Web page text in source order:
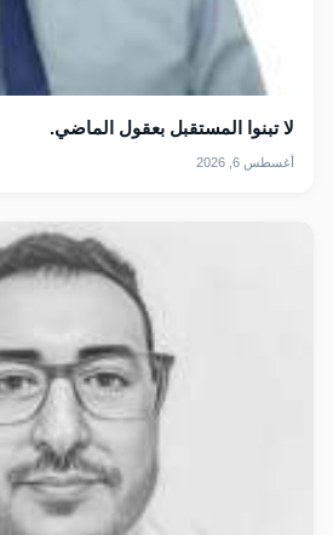
لا تبنوا المستقبل بعقول الماضي.
أغسطس 6, 2026